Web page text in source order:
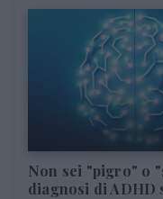
Non sei "pigro" o
diagnosi di ADHD